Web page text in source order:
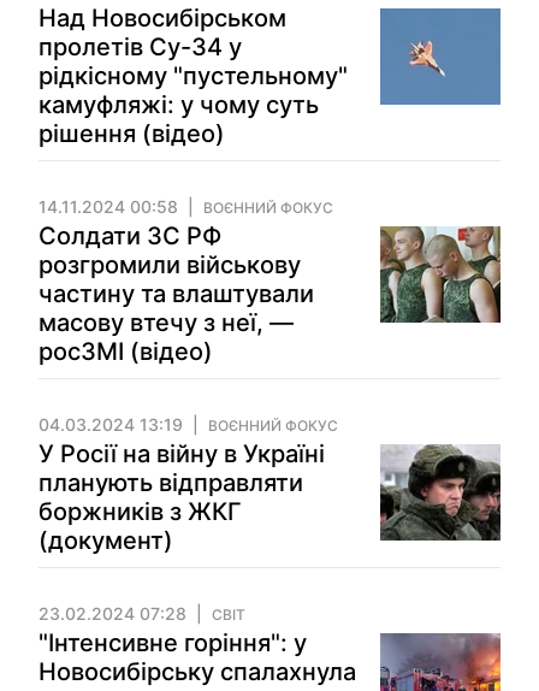
Над Новосибірськом
пролетів Су-34 у
рідкісному "пустельному"
камуфляжі: у чому суть
рішення (відео)
14.11.2024 00:58 ВОЄННИЙ ФОКУС
Солдати ЗС РФ
розгромили військову
частину та влаштували
масову втечу з неї, —
росЗМІ (відео)
04.03.2024 13:19 ВОЄННИЙ ФОКУС
У Росії на війну в Україні
планують відправляти
боржників з ЖКГ
(документ)
23.02.2024 07:28 СВІТ
"Інтенсивне горіння": у
Новосибірську спалахнула